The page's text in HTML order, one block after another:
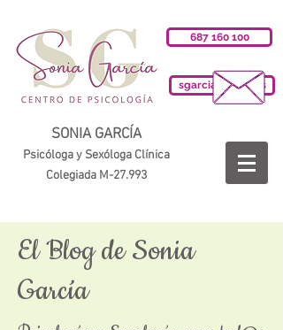
687 160 100
sgarciab@cop.es
SONIA GARCÍA
Psicóloga y Sexóloga Clínica
Colegiada M-27.993
El Blog de Sonia
García